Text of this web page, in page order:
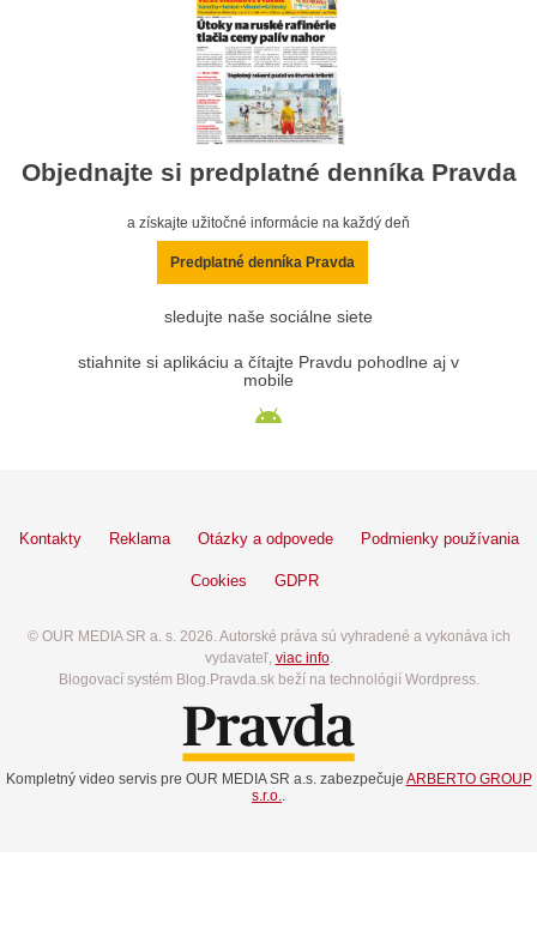
Objednajte si predplatné denníka Pravda
a získajte užitočné informácie na každý deň
Predplatné denníka Pravda
sledujte naše sociálne siete
stiahnite si aplikáciu a čítajte Pravdu pohodlne aj v
mobile
Kontakty Reklama Otázky a odpovede Podmienky používania
Cookies GDPR
© OUR MEDIA SR a. s. 2026. Autorské práva sú vyhradené a vykonáva ich
vydavateľ, viac info.
Blogovací systém Blog.Pravda.sk beží na technológií Wordpress.
Kompletný video servis pre OUR MEDIA SR a.s. zabezpečuje ARBERTO GROUP
s.r.o..